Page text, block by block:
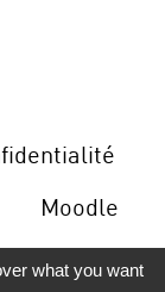
Moodle
what you want